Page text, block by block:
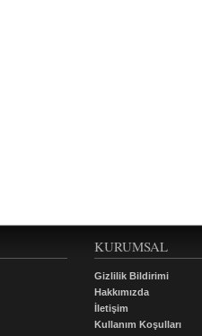
KURUMSAL
Gizlilik Bildirimi
Hakkımızda
İletişim
Kullanım Koşulları